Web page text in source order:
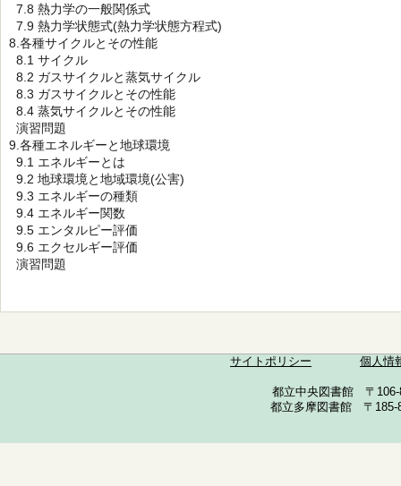
7.8 熱力学の一般関係式
7.9 熱力学状態式(熱力学状態方程式)
8.各種サイクルとその性能
8.1 サイクル
8.2 ガスサイクルと蒸気サイクル
8.3 ガスサイクルとその性能
8.4 蒸気サイクルとその性能
演習問題
9.各種エネルギーと地球環境
9.1 エネルギーとは
9.2 地球環境と地域環境(公害)
9.3 エネルギーの種類
9.4 エネルギー関数
9.5 エンタルピー評価
9.6 エクセルギー評価
演習問題
サイトポリシー 個人情
都立中央図書館 〒
都立多摩図書館 〒185-